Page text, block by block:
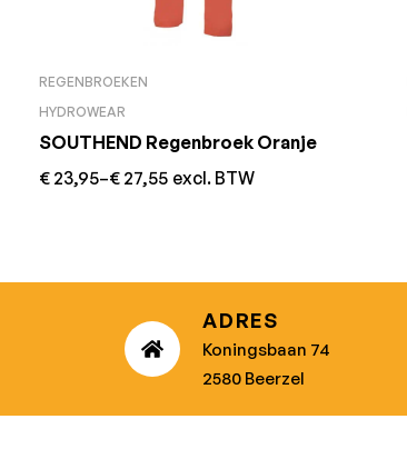
REGENBROEKEN
HYDROWEAR
SOUTHEND Regenbroek Oranje
€ 23,95–€ 27,55 excl. BTW
ADRES
Koningsbaan 74
2580 Beerzel